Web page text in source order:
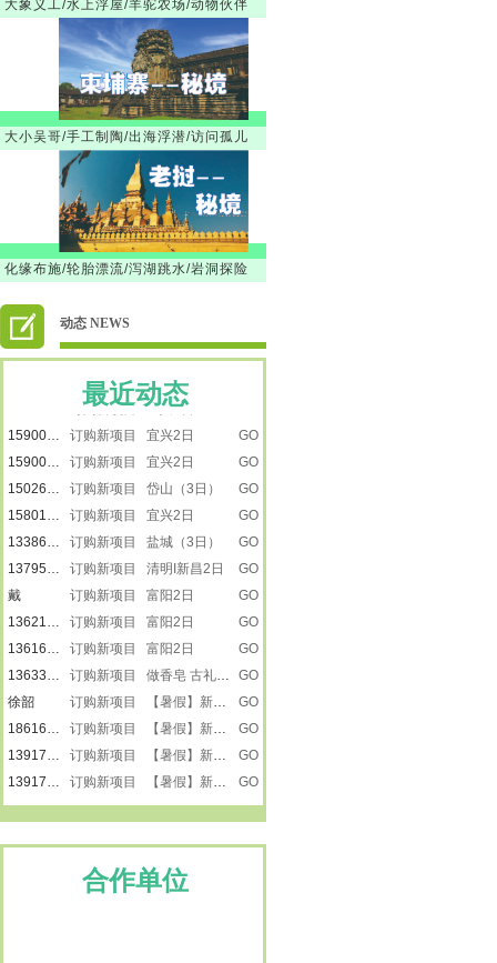
大象义工/水上浮屋/羊驼农场/动物伙伴
大小吴哥/手工制陶/出海浮潜/访问孤儿
化缘布施/轮胎漂流/泻湖跳水/岩洞探险
动态 NEWS
最近动态
徐韶 订购新项目 【暑假】新疆之南疆
GO
18616501218
订购新项目 【暑假】新疆之南疆
订购新项目 【暑假】新疆之南疆
GO
13917887615
订购新项目 【暑假】新疆之南疆
GO
订购新项目 景泰蓝
GO
刘莹
订购新项目 走进远望号
GO
卢小平
13917887615
订购新项目 嵊州三日
GO
订购新项目 宜兴2日
订购新项目 宜兴2日
15900809792
订购新项目 宜兴2日
GO
15026616223
订购新项目 岱山（3日）
GO
15801805559
订购新项目 宜兴2日
GO
13386050288
订购新项目 盐城（3日）
GO
13795210816
订购新项目 清明I新昌2日
GO
戴
订购新项目 富阳2日
GO
订购新项目 富阳2日
GO
13616231585
订购新项目 富阳2日
GO
13633476866
GO
徐韶
订购新项目 【暑假】新疆之南疆
GO
订购新项目 【暑假】新疆之南疆
GO
13917887615
订购新项目 【暑假】新疆之南疆
GO
13917887615
订购新项目 【暑假】新疆之南疆
GO
楚楚
订购新项目 景泰蓝
GO
13917865272
订购新项目 走进远望号
GO
订购新项目 嵊州三日
合作单位